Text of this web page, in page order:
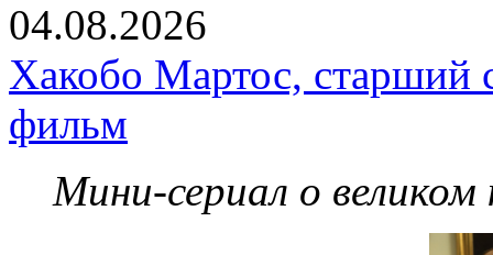
04.08.2026
Хакобо Мартос, старший
фильм
Мини-сериал о великом